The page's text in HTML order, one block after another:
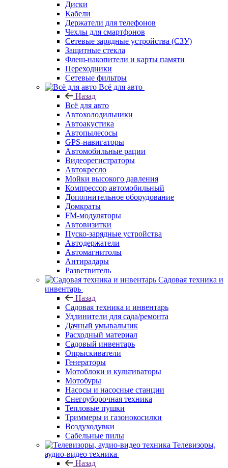
Диски
Кабели
Держатели для телефонов
Чехлы для смартфонов
Сетевые зарядные устройства (СЗУ)
Защитные стекла
Флеш-накопители и карты памяти
Переходники
Сетевые фильтры
Всё для авто
Назад
Всё для авто
Автохолодильники
Автоакустика
Автопылесосы
GPS-навигаторы
Автомобильные рации
Видеорегистраторы
Автокресло
Мойки высокого давления
Компрессор автомобильный
Дополнительное оборудование
Домкраты
FM-модуляторы
Автовизитки
Пуско-зарядные устройства
Автодержатели
Автомагнитолы
Антирадары
Разветвитель
Садовая техника и
инвентарь
Назад
Садовая техника и инвентарь
Удлинители для сада/ремонта
Дачный умывальник
Расходный материал
Садовый инвентарь
Опрыскиватели
Генераторы
Мотоблоки и культиваторы
Мотобуры
Насосы и насосные станции
Снегоуборочная техника
Тепловые пушки
Триммеры и газонокосилки
Воздуходувки
Сабельные пилы
Телевизоры,
аудио-видео техника
Назад